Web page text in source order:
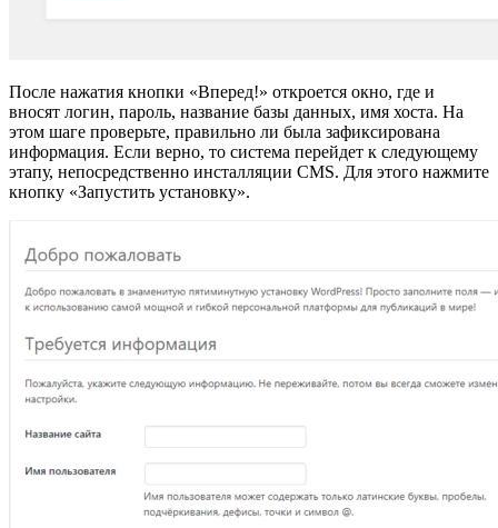
После нажатия кнопки «Вперед!» откроется окно, где и
вносят логин, пароль, название базы данных, имя хоста. На
этом шаге проверьте, правильно ли была зафиксирована
информация. Если верно, то система перейдет к следующему
этапу, непосредственно инсталляции CMS. Для этого нажмите
кнопку «Запустить установку».